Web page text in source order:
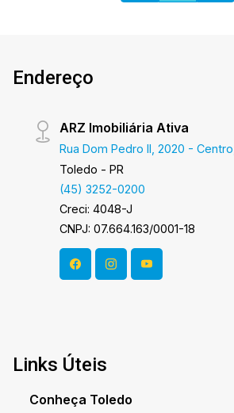
Endereço
ARZ Imobiliária Ativa
Rua Dom Pedro II, 2020 -
Toledo - PR
(45) 3252-0200
Creci: 4048-J
CNPJ: 07.664.163/0001-18
Links Úteis
Conheça Toledo